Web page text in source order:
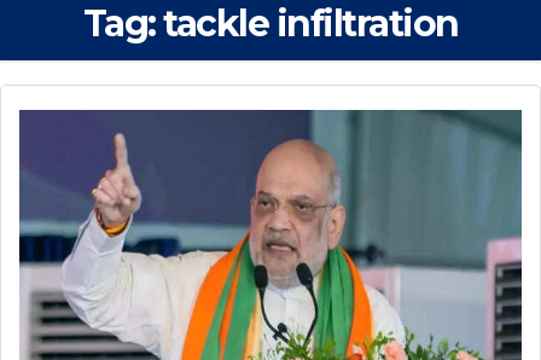
Tag:tackle infiltration